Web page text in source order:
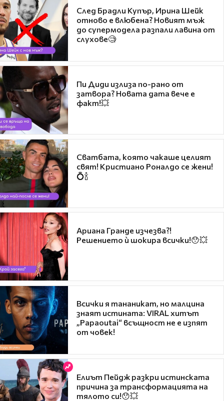
След Брадли Купър, Ирина Шейк
отново е влюбена? Новият мъж
до супермодела разпали лавина от
слухове🧐
Пи Диди излиза по-рано от
затвора? Новата дата вече е
факт!💥
Сватбата, която чакаше целият
свят! Кристиано Роналдо се жени!
💍🍾
Ариана Гранде изчезва?!
Решението ѝ шокира всички!😯💥
Всички я тананикат, но малцина
знаят истината: VIRAL хитът
„Papaoutai“ всъщност не е изпят
от човек!
Елиът Пейдж разкри истинската
причина за трансформацията на
тялото си!😯💥